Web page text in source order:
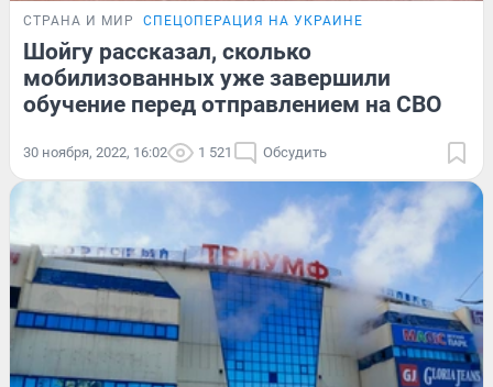
СТРАНА И МИР СПЕЦОПЕРАЦИЯ НА УКРАИНЕ
Шойгу рассказал, сколько
мобилизованных уже завершили
обучение перед отправлением на СВО
30 ноября, 2022, 16:02 1 521 Обсудить